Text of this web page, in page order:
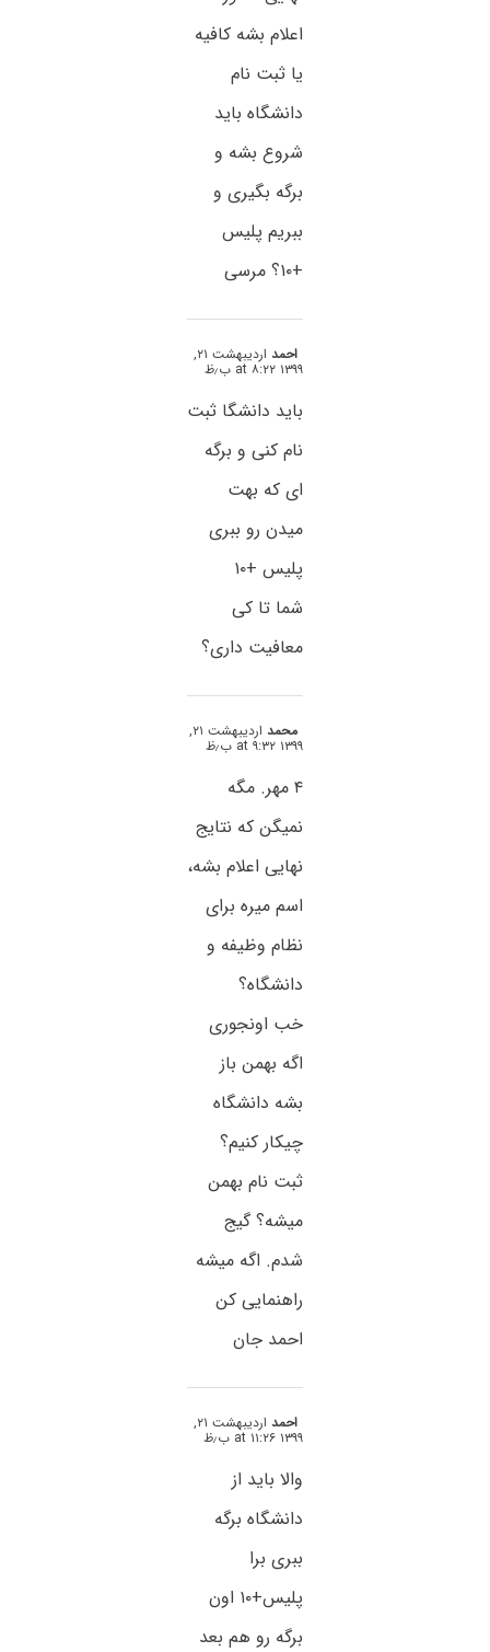
اعلام بشه کافیه
یا ثبت نام
دانشگاه باید
شروع بشه و
برگه بگیری و
ببریم پلیس
+۱۰؟ مرسی
احمد اردیبهشت ۲۱,
۱۳۹۹ at ۸:۲۲ ب٫ظ
باید دانشگا ثبت
نام کنی و برگه
ای که بهت
میدن رو ببری
پلیس +۱۰
شما تا کی
معافیت داری؟
محمد اردیبهشت ۲۱,
۱۳۹۹ at ۹:۳۲ ب٫ظ
۴ مهر. مگه
نمیگن که نتایج
نهایی اعلام بشه،
اسم میره برای
نظام وظیفه و
دانشگاه؟
خب اونجوری
اگه بهمن باز
بشه دانشگاه
چیکار کنیم؟
ثبت نام بهمن
میشه؟ گیج
شدم. اگه میشه
راهنمایی کن
احمد جان
احمد اردیبهشت ۲۱,
۱۳۹۹ at ۱۱:۲۶ ب٫ظ
والا باید از
دانشگاه برگه
ببری برا
پلیس+۱۰ اون
برگه رو هم بعد